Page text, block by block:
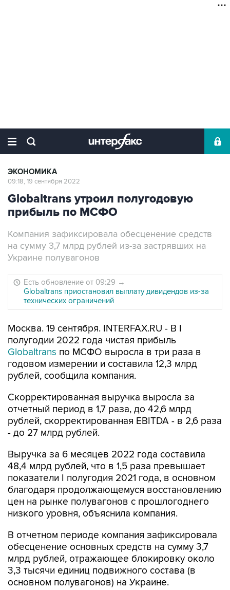
ЭКОНОМИКА
09:18, 19 сентября 2022
Globaltrans утроил полугодовую
прибыль по МСФО
Компания зафиксировала обесценение средств
на сумму 3,7 млрд рублей из-за застрявших на
Украине полувагонов
Есть обновление от 09:29 →
Globaltrans приостановил выплату дивидендов из-за
технических ограничений
Москва. 19 сентября. INTERFAX.RU - В I
полугодии 2022 года чистая прибыль
Globaltrans по МСФО выросла в три раза в
годовом измерении и составила 12,3 млрд
рублей, сообщила компания.
Скорректированная выручка выросла за
отчетный период в 1,7 раза, до 42,6 млрд
рублей, скорректированная EBITDA - в 2,6 раза
- до 27 млрд рублей.
Выручка за 6 месяцев 2022 года составила
48,4 млрд рублей, что в 1,5 раза превышает
показатели I полугодия 2021 года, в основном
благодаря продолжающемуся восстановлению
цен на рынке полувагонов с прошлогоднего
низкого уровня, объяснила компания.
В отчетном периоде компания зафиксировала
обесценение основных средств на сумму 3,7
млрд рублей, отражающее блокировку около
3,3 тысячи единиц подвижного состава (в
основном полувагонов) на Украине.